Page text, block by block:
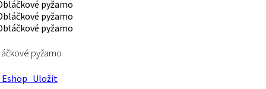
pyžamo
Uložit